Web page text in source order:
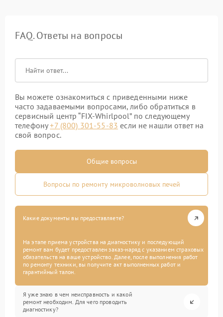
FAQ. Ответы на вопросы
Вы можете ознакомиться с приведенными ниже
часто задаваемыми вопросами, либо обратиться в
сервисный центр “FIX-Whirlpool” по следующему
телефону+7 (800) 301-55-83 если не нашли ответ на
свой вопрос.
Общие вопросы
Вопросы по ремонту микроволновых печей
Какие документы вы предоставляете?
На этапе приема устройства на диагностику и последующий
ремонт вам будет предоставлен заказ-наряд с указанием страховых
обязательств на ваше устройство. Далее, после выполнения работ
по ремонту техники, вы получите акт выполненных работ и
гарантийный талон.
Я уже знаю в чем неисправность и какой
ремонт необходим. Для чего проводить
диагностику?